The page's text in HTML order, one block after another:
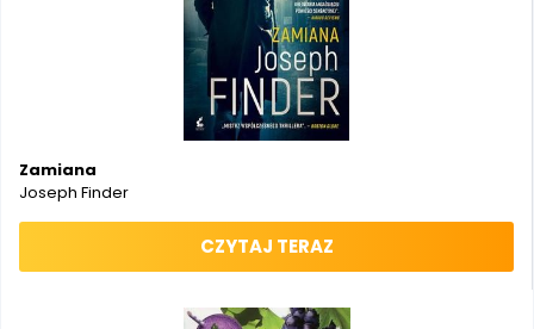
Zamiana
Joseph Finder
CZYTAJ TERAZ